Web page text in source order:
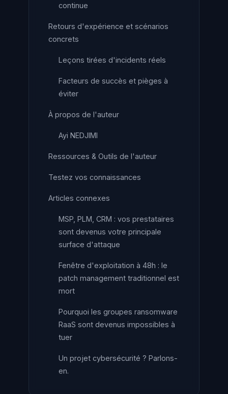
continue
Retours d'expérience et scénarios
concrets
Leçons tirées d'incidents réels
Facteurs de succès et pièges à
éviter
À propos de l'auteur
Ayi NEDJIMI
Ressources & Outils de l'auteur
Testez vos connaissances
Articles connexes
MSP, PLM, CRM : vos prestataires
sont devenus votre principale
surface d'attaque
Fenêtre d'exploitation à 48h : le
patch management traditionnel est
mort
Pourquoi les groupes ransomware
RaaS sont devenus impossibles à
tuer
Un projet cybersécurité ? Parlons-
en.